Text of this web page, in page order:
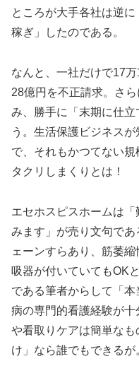
ところが大手各社は逆
稼ぎ」したのである。
なんと、一社だけで17
28億円を不正請求。さ
み、勝手に「末期に仕
う。生活保護ビジネス
で、それもかつてない
タクリしまくりとは！
エセホスピスホームは
みます」が売り文句で
ェーンすらあり、筋萎
吸器が付いていてもOK
である筆者からして「
病の専門的看護経験が
や看取りケアは簡単な
け」なら誰でもできるが